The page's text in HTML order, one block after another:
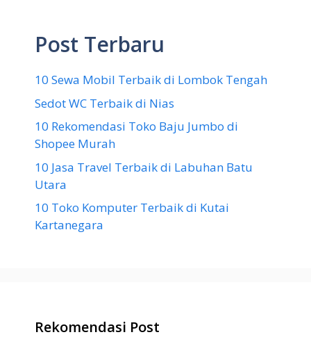
Post Terbaru
10 Sewa Mobil Terbaik di Lombok Tengah
Sedot WC Terbaik di Nias
10 Rekomendasi Toko Baju Jumbo di
Shopee Murah
10 Jasa Travel Terbaik di Labuhan Batu
Utara
10 Toko Komputer Terbaik di Kutai
Kartanegara
Rekomendasi Post